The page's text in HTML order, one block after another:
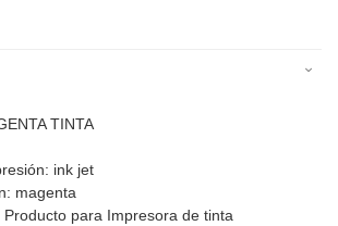
TINTA
ink jet
magenta
para Impresora de tinta